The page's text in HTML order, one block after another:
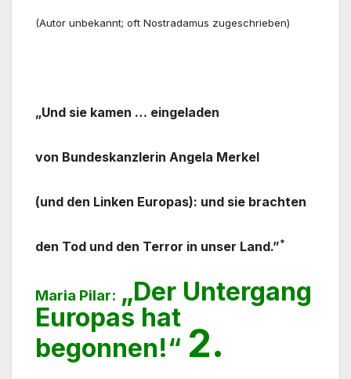
(Autor unbekannt; oft Nostradamus zugeschrieben)
„Und sie kamen … eingeladen
von Bundeskanzlerin Angela Merkel
(und den Linken Europas): und sie brachten
den Tod und den Terror in unser Land.”*
Maria Pilar: „Der Untergang
Europas hat
begonnen!“ 2.